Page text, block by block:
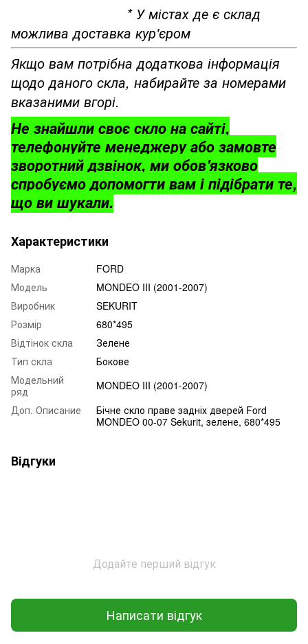
* У містах де є склад
можлива доставка кур'єром
Якщо вам потрібна додаткова інформація
щодо даного скла, набирайте за номерами
вказаними вгорі.
Не знайшли своє скло на сайті,
телефонуйте менеджеру або замовте
зворотний дзвінок, ми обов'язково
спробуємо допомогти вам і підібрати те,
що ви шукали.
Характеристики
Марка
FORD
Модель
MONDEO III (2001-2007)
Виробник
SEKURIT
Розмір
680*495
Відтінок скла
Зелене
Тип скла
Бокове
Модельний
ряд
MONDEO III (2001-2007)
Доп. Описание
Бічне скло праве задніх дверей Ford
MONDEO 00-07 Sekurit, зелене, 680*495
Відгуки
Додайте перший відгук
Написати відгук